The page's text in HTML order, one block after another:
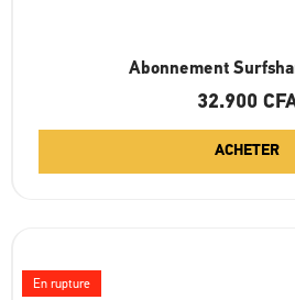
Abonnement
32.900
ACHETER
En rupture